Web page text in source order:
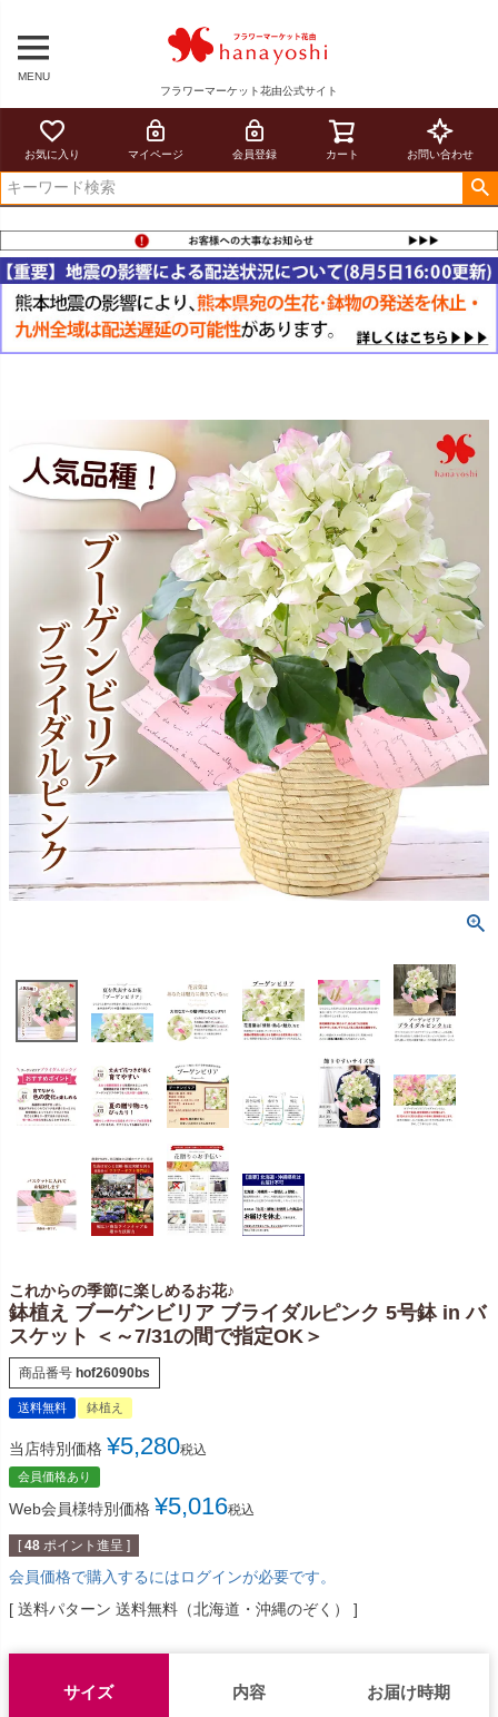
MENU
フラワーマーケット花由公式サイト
お気に入り マイページ 会員登録 カート お問い合わせ
これからの季節に楽しめるお花♪
鉢植え ブーゲンビリア ブライダルピンク 5号鉢 in バ
スケット ＜～7/31の間で指定OK＞
商品番号 hof26090bs
送料無料 鉢植え
当店特別価格 ¥5,280税込
会員価格あり
Web会員様特別価格 ¥5,016税込
[ 48 ポイント進呈 ]
会員価格で購入するにはログインが必要です。
送料パターン 送料無料（北海道・沖縄のぞく）
サイズ 内容 お届け時期